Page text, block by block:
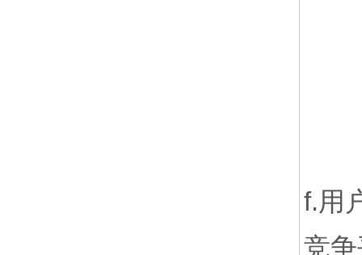
f.用
竞